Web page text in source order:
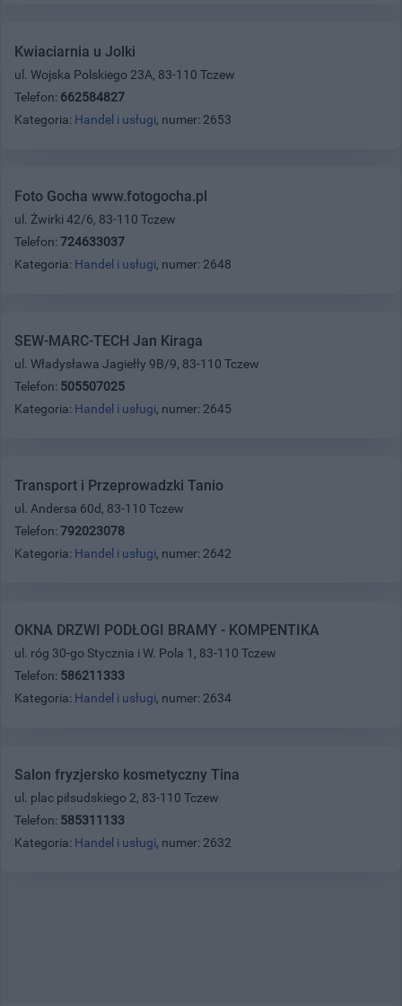
Kwiaciarnia u Jolki
ul. Wojska Polskiego 23A, 83-110 Tczew
Telefon: 662584827
Kategoria: Handel i usługi, numer: 2653
Foto Gocha www.fotogocha.pl
ul. Żwirki 42/6, 83-110 Tczew
Telefon: 724633037
Kategoria: Handel i usługi, numer: 2648
SEW-MARC-TECH Jan Kiraga
ul. Władysława Jagiełły 9B/9, 83-110 Tczew
Telefon: 505507025
Kategoria: Handel i usługi, numer: 2645
Transport i Przeprowadzki Tanio
ul. Andersa 60d, 83-110 Tczew
Telefon: 792023078
Kategoria: Handel i usługi, numer: 2642
OKNA DRZWI PODŁOGI BRAMY - KOMPENTIKA
ul. róg 30-go Stycznia i W. Pola 1, 83-110 Tczew
Telefon: 586211333
Kategoria: Handel i usługi, numer: 2634
Salon fryzjersko kosmetyczny Tina
ul. plac piłsudskiego 2, 83-110 Tczew
Telefon: 585311133
Kategoria: Handel i usługi, numer: 2632